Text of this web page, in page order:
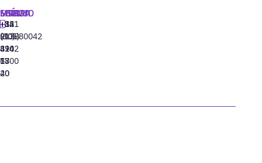
MADRID
+34
91
310
77
40
MIAMI
+1
(305)
424
13
20
SEÚL
+82
(10)
8942
6800
LISBOA
‪+351
213880042